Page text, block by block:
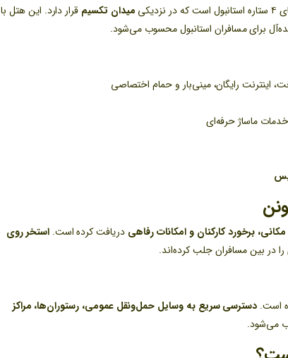
میدان تکسیم قرار دارد. این هتل با
برای مسافران استانبول محسوب می‌شود.
اینترنت رایگان، مینی‌بار و حمام اختصاصی
ماساژ حرفه‌ای
برخورد کارکنان و امکانات رفاهی دریافت کرده است.استخر روی
در بین مسافران جلب کرده‌اند.
است. دسترسی سریع به وسایل حمل‌ونقل عمومی، رستوران‌ها، مراکز
می‌شود.